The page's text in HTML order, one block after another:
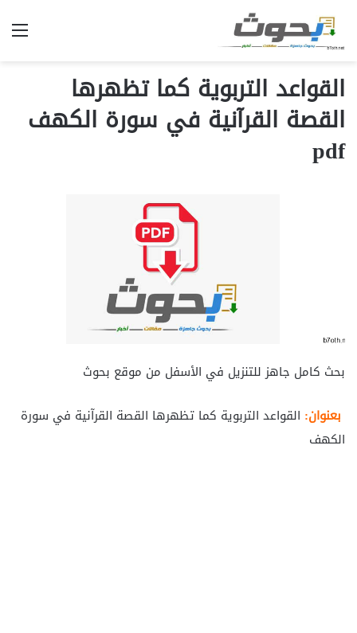
القواعد التربوية كما تظهرها
القصة القرآنية في سورة الكهف
pdf
بحث كامل جاهز للتنزيل في الأسفل من موقع بحوث
بعنوان: القواعد التربوية كما تظهرها القصة القرآنية في سورة
الكهف